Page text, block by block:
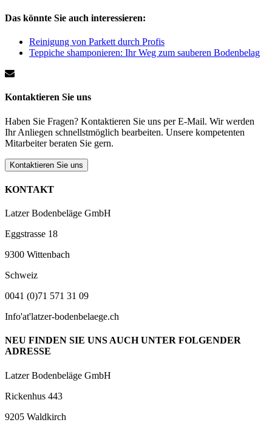
Das könnte Sie auch interessieren:
Reinigung von Parkett durch Profis
Teppiche shamponieren: Ihr Weg zum sauberen Bodenbelag
Kontaktieren Sie uns
Haben Sie Fragen? Kontaktieren Sie uns per E-Mail. Wir werden
Ihr Anliegen schnellstmöglich bearbeiten. Unsere kompetenten
Mitarbeiter beraten Sie gern.
Kontaktieren Sie uns
KONTAKT
Latzer Bodenbeläge GmbH
Eggstrasse 18
9300 Wittenbach
Schweiz
0041 (0)71 571 31 09
Info'at'latzer-bodenbelaege.ch
NEU FINDEN SIE UNS AUCH UNTER FOLGENDER
ADRESSE
Latzer Bodenbeläge GmbH
Rickenhus 443
9205 Waldkirch